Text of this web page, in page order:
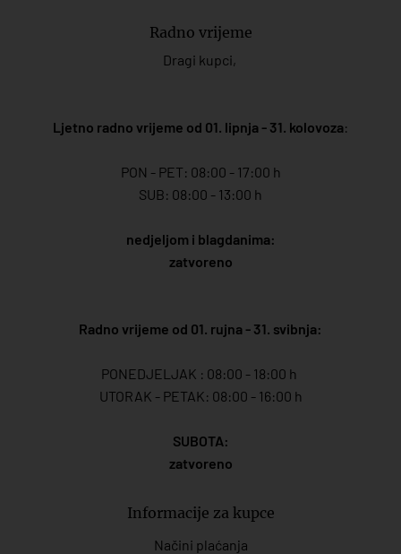
Radno vrijeme
Dragi kupci,
Ljetno radno vrijeme od 01. lipnja - 31. kolovoza:
PON - PET: 08:00 - 17:00 h
SUB: 08:00 - 13:00 h
nedjeljom i blagdanima:
zatvoreno
Radno vrijeme od 01. rujna - 31. svibnja:
PONEDJELJAK : 08:00 - 18:00 h
UTORAK - PETAK: 08:00 - 16:00 h
SUBOTA:
zatvoreno
Informacije za kupce
Načini plaćanja